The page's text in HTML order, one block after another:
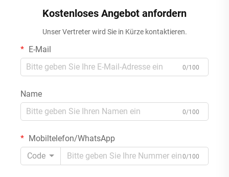
Kostenloses Angebot anfordern
Unser Vertreter wird Sie in Kürze kontaktieren.
E-Mail
0/100
Name
0/100
Mobiltelefon/WhatsApp
Code
0/100